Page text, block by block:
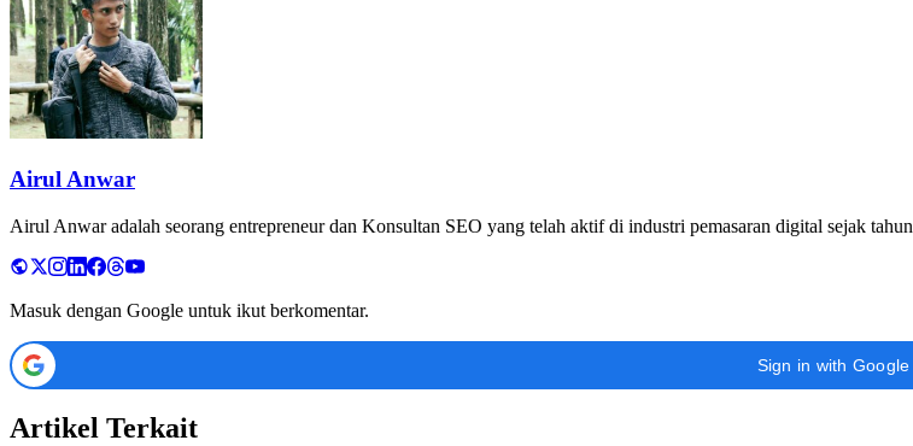
Airul Anwar
Airul Anwar adalah seorang entrepreneur dan Konsultan SEO yang telah aktif di industri pemasaran digital sejak
Masuk dengan Google untuk ikut berkomentar.
Sign in with Google
Artikel Terkait